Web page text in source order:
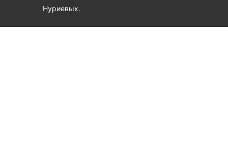
Нуриевых.